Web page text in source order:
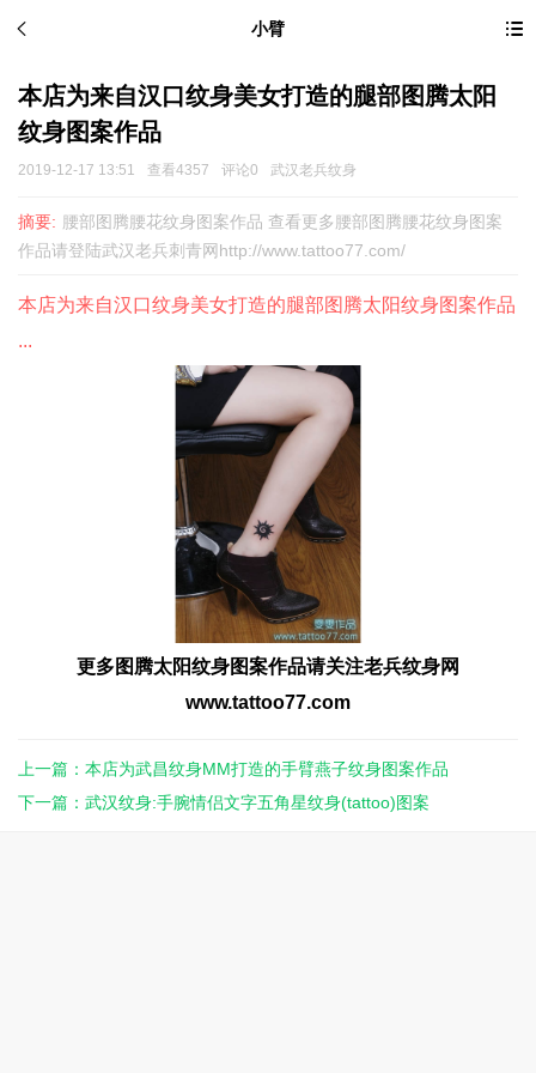
小臂
本店为来自汉口纹身美女打造的腿部图腾太阳
纹身图案作品
2019-12-17 13:51 查看4357 评论0 武汉老兵纹身
摘要: 腰部图腾腰花纹身图案作品 查看更多腰部图腾腰花纹身图案
作品请登陆武汉老兵刺青网http://www.tattoo77.com/
本店为来自汉口纹身美女打造的腿部图腾太阳纹身图案作品
...
更多图腾太阳纹身图案作品请关注老兵纹身网
www.tattoo77.com
上一篇：本店为武昌纹身MM打造的手臂燕子纹身图案作品
下一篇：武汉纹身:手腕情侣文字五角星纹身(tattoo)图案